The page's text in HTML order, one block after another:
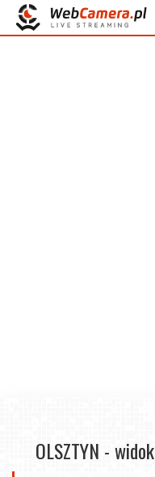
OLSZTYN -